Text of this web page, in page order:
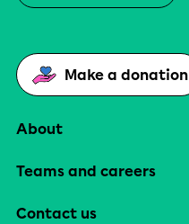
Make a donation
About
Teams and careers
Contact us